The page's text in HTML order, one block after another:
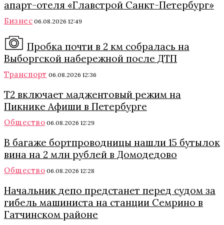
апарт-отеля «Главстрой Санкт-Петербург»
Бизнес 06.08.2026 12:49
Пробка почти в 2 км собралась на
Выборгской набережной после ДТП
Транспорт 06.08.2026 12:36
Т2 включает маджентовый режим на
Пикнике Афиши в Петербурге
Общество 06.08.2026 12:29
В багаже бортпроводницы нашли 15 бутылок
вина на 2 млн рублей в Домодедово
Общество 06.08.2026 12:28
Начальник депо предстанет перед судом за
гибель машиниста на станции Семрино в
Гатчинском районе